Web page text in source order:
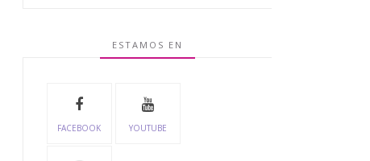
ESTAMOS EN
FACEBOOK YOUTUBE